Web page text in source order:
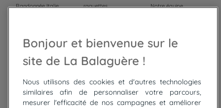
Randonnée Italie
Trek Mauritanie
raquettes
Trek
Notre équipe
Top
circuits
Tour du lac de Constance à vélo
Bonjour et bienvenue sur le
site de La Balaguère !
Nous utilisons des cookies et d'autres technologies
similaires afin de personnaliser votre parcours,
mesurer l'efficacité de nos campagnes et améliorer